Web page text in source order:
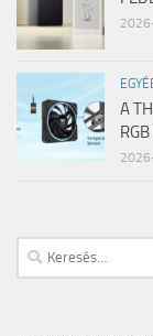
A
Keresés: